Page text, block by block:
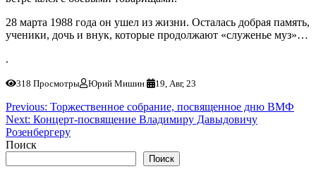
28 марта 1988 года он ушел из жизни. Осталась добрая память,
ученики, дочь и внук, которые продолжают «служенье муз»…
.
318 Просмотры Юрий Мишин 19, Авг, 23
Навигация
по
записям
Previous: Торжественное собрание, посвященное дню ВМФ
Next: Концерт-посвящение Владимиру Давыдовичу
Розенбергеру
Поиск
Поиск